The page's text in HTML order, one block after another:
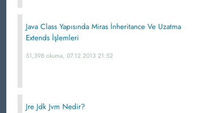
Java Class Yapısında Miras İnheritance Ve Uzatma
Extends İşlemleri
51,398 okuma, 07.12.2013 21:52
Jre Jdk Jvm Nedir?